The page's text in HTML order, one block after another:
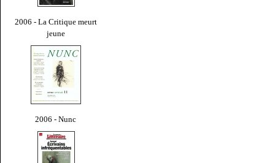
2006 - La Critique meurt
jeune
2006 - Nunc